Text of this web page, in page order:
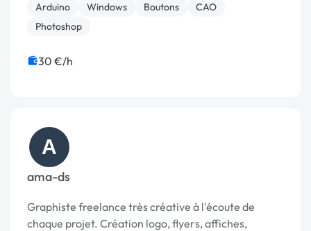
Arduino Windows Boutons
CAO
Photoshop
30 €/h
A
ama-ds
Graphiste freelance très créative à l'écoute de
chaque projet. Création logo, flyers, affiches,